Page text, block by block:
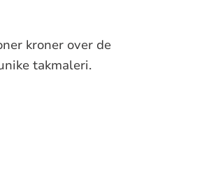
kroner over de
takmaleri.